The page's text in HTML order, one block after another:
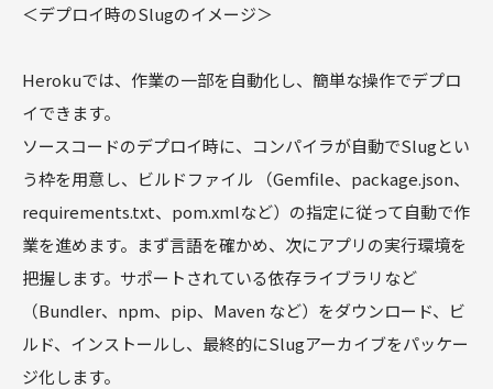
＜デプロイ時のSlugのイメージ＞
Herokuでは、作業の一部を自動化し、簡単な操作でデプロ
イできます。
ソースコードのデプロイ時に、コンパイラが自動でSlugとい
う枠を用意し、ビルドファイル （Gemfile、package.json、
requirements.txt、pom.xmlなど）の指定に従って自動で作
業を進めます。まず言語を確かめ、次にアプリの実行環境を
把握します。サポートされている依存ライブラリなど
（Bundler、npm、pip、Maven など）をダウンロード、ビ
ルド、インストールし、最終的にSlugアーカイブをパッケー
ジ化します。